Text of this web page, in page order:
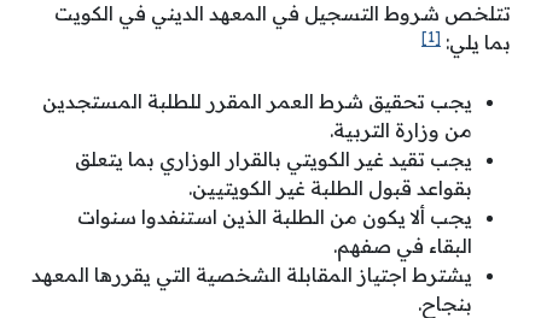
تتلخص شروط التسجيل في المعهد الديني في الكويت
بما يلي: [1]
يجب تحقيق شرط العمر المقرر للطلبة المستجدين
من وزارة التربية.
يجب تقيد غير الكويتي بالقرار الوزاري بما يتعلق
بقواعد قبول الطلبة غير الكويتيين.
يجب ألا يكون من الطلبة الذين استنفدوا سنوات
البقاء في صفهم.
يشترط اجتياز المقابلة الشخصية التي يقررها المعهد
بنجاح.